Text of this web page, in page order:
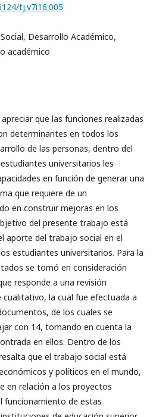
tj.v7i16.005
Desarrollo Académico,
académico
que las funciones realizadas
determinantes en todos los
de las personas, dentro del
universitarios les
en función de generar una
que requiere de un
en construir mejoras en los
del presente trabajo está
aporte del trabajo social en el
estudiantes universitarios. Para la
se tomó en consideración
responde a una revisión
la cual fue efectuada a
de los cuales se
con 14, tomando en cuenta la
en ellos. Dentro de los
que el trabajo social está
y políticos en el mundo,
en relación a los proyectos
funcionamiento de estas